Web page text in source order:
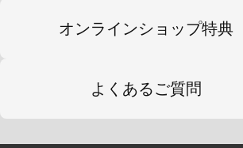
オンラインショップ特典
よくあるご質問